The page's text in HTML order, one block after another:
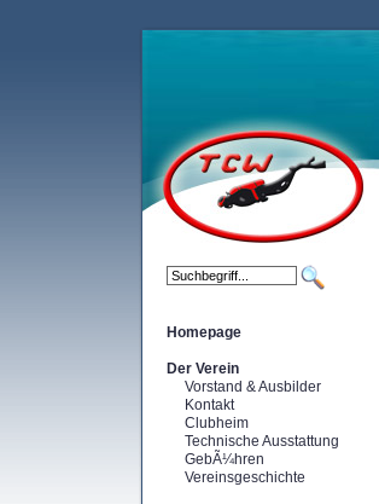
Homepage
Der Verein
Vorstand & Ausbilder
Kontakt
Clubheim
Technische Ausstattung
GebÃ¼hren
Vereinsgeschichte